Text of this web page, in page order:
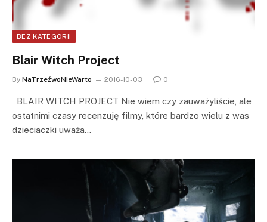
BEZ KATEGORII
Blair Witch Project
By NaTrzeźwoNieWarto 2016-10-03 0
BLAIR WITCH PROJECT Nie wiem czy zauważyliście, ale
ostatnimi czasy recenzuję filmy, które bardzo wielu z was
dzieciaczki uważa…